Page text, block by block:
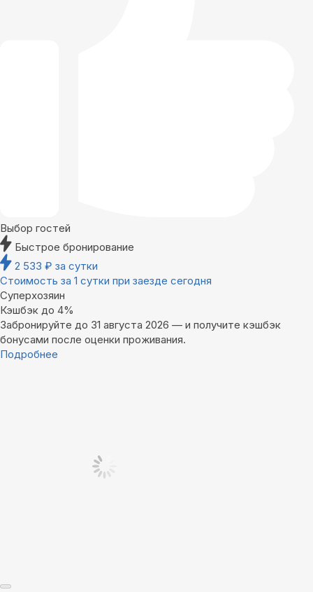
Выбор гостей
Быстрое бронирование
2 533 ₽ за сутки
Стоимость за 1 сутки при заезде сегодня
Суперхозяин
Кэшбэк до 4%
Забронируйте до 31 августа 2026 — и получите кэшбэк
бонусами после оценки проживания.
Подробнее